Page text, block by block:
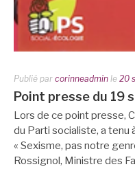
Publié par corinneadmin le 20
Point presse du 19
Lors de ce point presse,
du Parti socialiste, a tenu
« Sexisme, pas notre
Rossignol, Ministre des